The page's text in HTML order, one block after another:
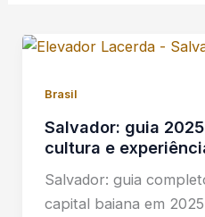
Brasil
Salvador: guia
cultura e
Salvador: guia
capital baiana em